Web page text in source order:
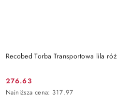
Recobed Torba Transportowa lila róż
Cena
276.63
Najniższa
Najniższa cena: 317.97